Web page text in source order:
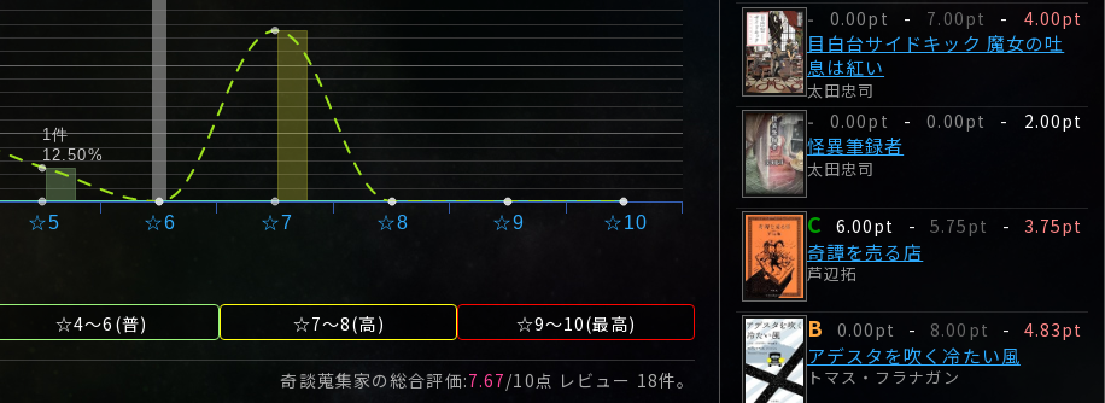
☆5 ☆6 ☆7 ☆8 ☆9 ☆10
1件
12.50%
☆4～6(普) ☆7～8(高) ☆9～10(最高)
奇談蒐集家の総合評価:7.67/10点 レビュー 18件。
-
0.00pt - 7.00pt - 4.00pt
目白台サイドキック 魔女の吐
息は紅い
太田忠司
-
0.00pt - 0.00pt - 2.00pt
怪異筆録者
太田忠司
C 6.00pt - 5.75pt - 3.75pt
奇譚を売る店
芦辺拓
B 0.00pt - 8.00pt - 4.83pt
アデスタを吹く冷たい風
トマス・フラナガン